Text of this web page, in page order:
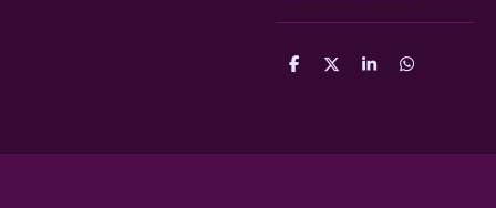
D
D
S
D